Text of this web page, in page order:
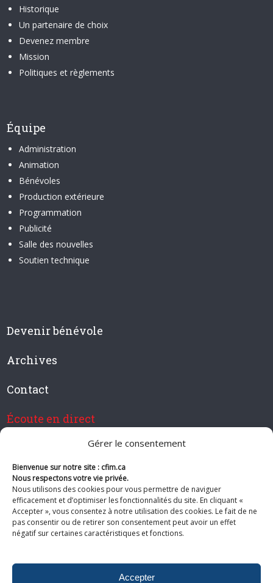
Gérer le consentement
Bienvenue sur notre site : cfim.ca
Nous respectons votre vie privée.
Nous utilisons des cookies pour vous permettre de naviguer
efficacement et d’optimiser les fonctionnalités du site. En cliquant «
Accepter », vous consentez à notre utilisation des cookies. Le fait de ne
pas consentir ou de retirer son consentement peut avoir un effet
négatif sur certaines caractéristiques et fonctions.
Accepter
Historique
Un partenaire de choix
Devenez membre
Mission
Politiques et règlements
Équipe
Administration
Animation
Bénévoles
Production extérieure
Programmation
Publicité
Salle des nouvelles
Soutien technique
Devenir bénévole
Archives
Contact
Écoute en direct
Devenir membre de CFIM
Suivez-nous